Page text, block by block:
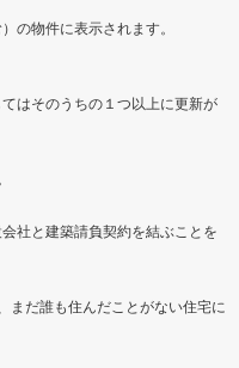
の物件に表示されます。
はそのうちの１つ以上に更新が
社と建築請負契約を結ぶことを
まだ誰も住んだことがない住宅に